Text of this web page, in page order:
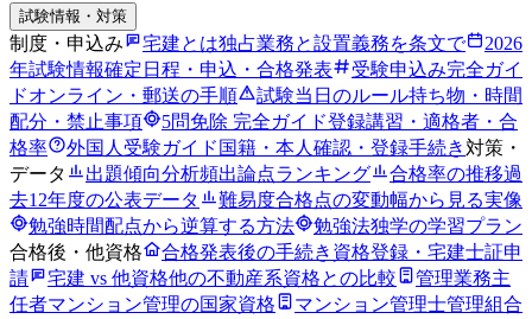
試験情報・対策
制度・申込み 宅建とは独占業務と設置義務を条文で
2026
年試験情報確定日程・申込・合格発表
受験申込み完全ガイ
ドオンライン・郵送の手順 試験当日のルール持ち物・時間
配分・禁止事項
5問免除 完全ガイド登録講習・適格者・合
格率
外国人受験ガイド 国籍・本人確認・登録手続き対策・
データ
出題傾向分析頻出論点ランキング 合格率の推移過
去12年度の公表データ
難易度合格点の変動幅から見る実像
勉強時間配点から逆算する方法 勉強法独学の学習プラン
合格後・他資格
合格発表後の手続き 資格登録・宅建士証申
請
宅建 vs 他資格他の不動産系資格との比較
管理業務主
任者マンション管理の国家資格 マンション管理士管理組合